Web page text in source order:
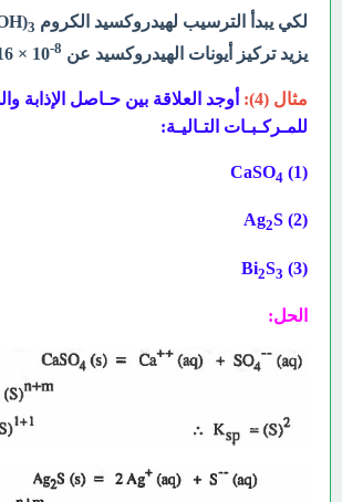
لكي يبدأ الترسيب لهيدروكسيد الكروم Cr(OH) 3
يزيد تركيز أيونات الهيدروكسيد عن 8-
10
× 4.16 M
مثال (4):
للمـركـبـات التـاليـة:
(1) CaSO
4
(2) Ag
2S
(3) Bi
2S3
الحل: